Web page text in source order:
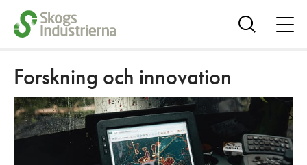
Visa
Forskning och innovation